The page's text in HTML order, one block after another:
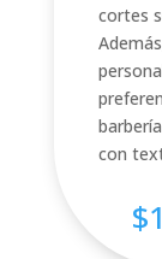
cortes
con
$